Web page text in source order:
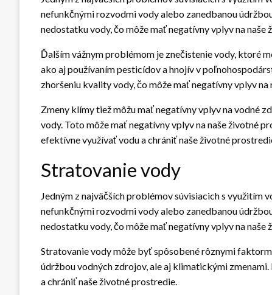
nefunkčnými rozvodmi vody alebo zanedbanou
nedostatku vody, čo môže mať negatívny vplyv na
Ďalším vážnym problémom je znečistenie vody, ktoré
ako aj používaním pesticídov a hnojív v
zhoršeniu kvality vody, čo môže mať negatívny vplyv
Zmeny klímy tiež môžu mať negatívny vplyv na vodné
vody. Toto môže mať negatívny vplyv na naše životné
efektívne využívať vodu a chrániť naše životné
Stratovanie vody
Jedným z najväčších problémov súvisiacich s využitím
nefunkčnými rozvodmi vody alebo zanedbanou
nedostatku vody, čo môže mať negatívny vplyv na
Stratovanie vody môže byť spôsobené rôznymi
údržbou vodných zdrojov, ale aj klimatickými
a chrániť naše životné prostredie.